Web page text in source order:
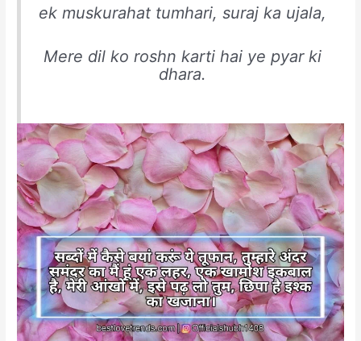
ek muskurahat tumhari, suraj ka ujala,
Mere dil ko roshn karti hai ye pyar ki
dhara.